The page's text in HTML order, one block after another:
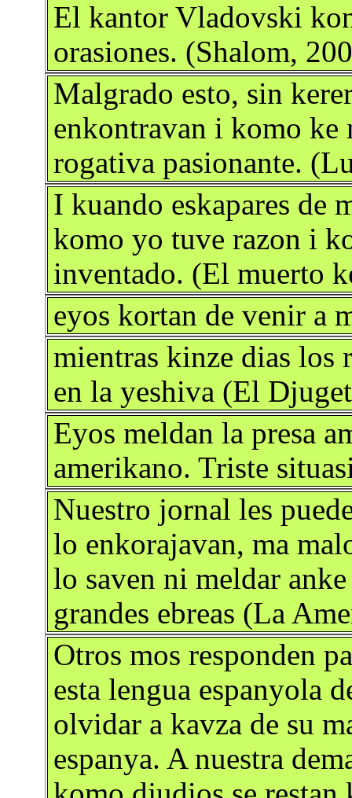
El kantor Vladovski
orasiones. (Shalom,
Malgrado esto, sin
enkontravan i komo ke
rogativa pasionante.
I kuando eskapares de
komo yo tuve razon i
inventado. (El muerto
eyos kortan de venir a
mientras kinze dias los
en la yeshiva (El
Eyos meldan la presa
amerikano. Triste
Nuestro jornal les
lo enkorajavan, ma
lo saven ni meldar
grandes ebreas (La
Otros mos responden
esta lengua espanyola
olvidar a kavza de su
espanya. A nuestra